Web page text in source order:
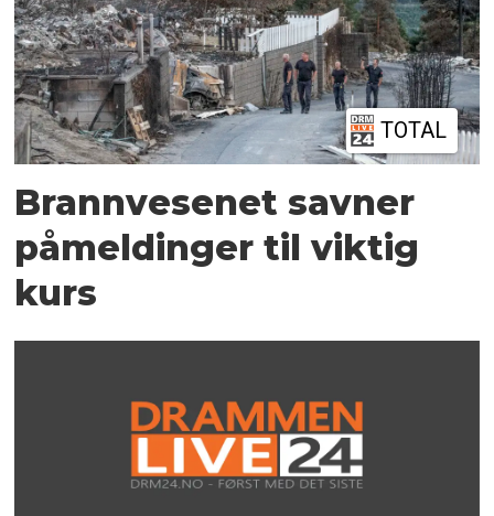
TOTAL
Brannvesenet savner
påmeldinger til viktig
kurs